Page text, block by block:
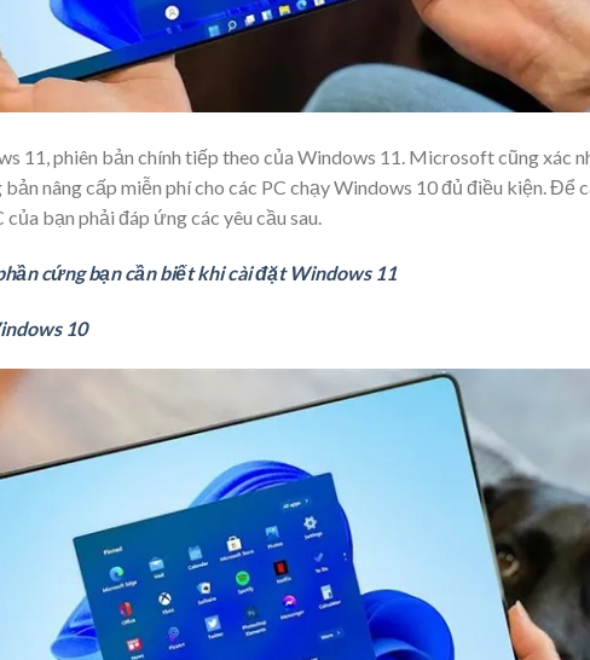
11, phiên bản chính tiếp theo của Windows 11. Microsoft cũng xác
nâng cấp miễn phí cho các PC chạy Windows 10 đủ điều kiện. Để
bạn phải đáp ứng các yêu cầu sau.
cứng bạn cần biết khi cài đặt Windows 11
10